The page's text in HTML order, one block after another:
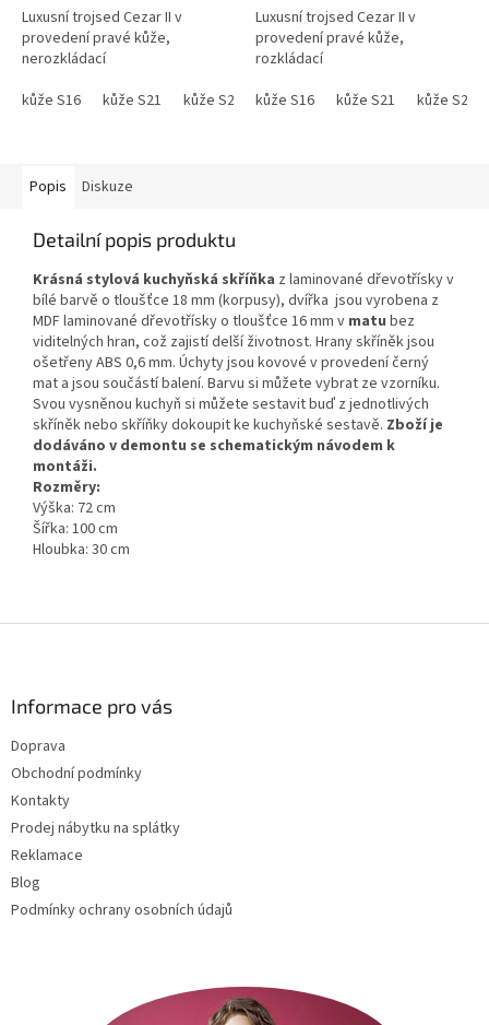
Luxusní trojsed Cezar II v
provedení pravé kůže,
nerozkládací
kůže S16
kůže S21 kůže S22 kůže S27 kůže S35 kůže S38
Luxusní trojsed Cezar II v
provedení pravé kůže,
rozkládací
kůže S16
kůže S21 kůže S22
Popis Diskuze
Detailní popis produktu
Krásná stylová kuchyňská skříňka z laminované dřevotřísky v
bílé barvě o tloušťce 18 mm (korpusy), dvířka jsou vyrobena z
MDF laminované dřevotřísky o tloušťce 16 mm v matu bez
viditelných hran, což zajistí delší životnost. Hrany skříněk jsou
ošetřeny ABS 0,6 mm. Úchyty jsou kovové v provedení černý
mat a jsou součástí balení. Barvu si můžete vybrat ze vzorníku.
Svou vysněnou kuchyň si můžete sestavit buď z jednotlivých
skříněk nebo skříňky dokoupit ke kuchyňské sestavě. Zboží je
dodáváno v demontu se schematickým návodem k
montáži.
Rozměry:
Výška: 72 cm
Šířka: 100 cm
Hloubka: 30 cm
Informace pro vás
Doprava
Obchodní podmínky
Kontakty
Prodej nábytku na splátky
Reklamace
Blog
Podmínky ochrany osobních údajů